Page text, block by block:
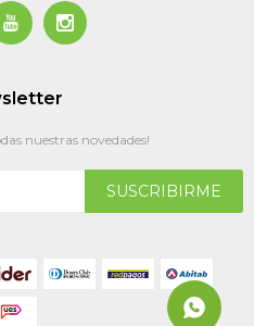
 
nuestras novedades!
SUSCRIBIRME